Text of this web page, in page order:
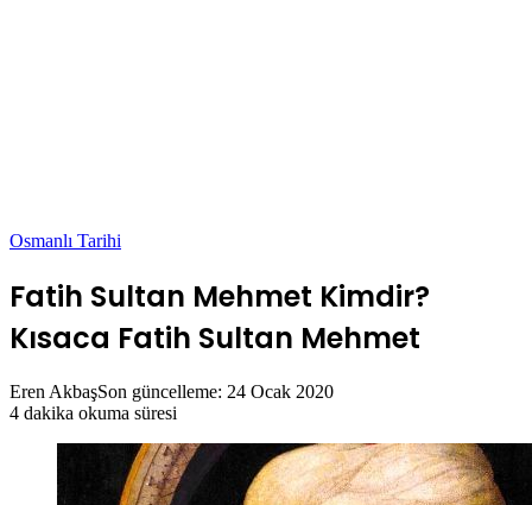
Osmanlı Tarihi
Fatih Sultan Mehmet Kimdir?
Kısaca Fatih Sultan Mehmet
Eren AkbaşSon güncelleme: 24 Ocak 2020
4 dakika okuma süresi